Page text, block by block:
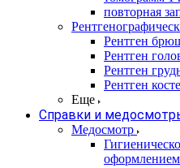
повторная
Рентген
Рентген
Рентген
Рентген
Еще
Справки и
Медосмотр